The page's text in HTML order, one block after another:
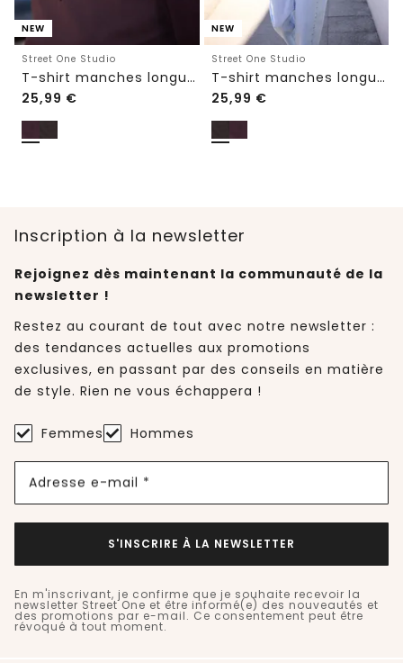
NEW
Street One Studio
T-shirt manches longues à col en V avec détails en dentelle
25,99 €
NEW
Street One Studio
T-shirt manches longues à col en V avec détails en dentelle
25,99 €
Inscription à la newsletter
Rejoignez dès maintenant la communauté de la
newsletter !
Restez au courant de tout avec notre newsletter :
des tendances actuelles aux promotions
exclusives, en passant par des conseils en matière
de style. Rien ne vous échappera !
Femmes Hommes
Adresse e-mail *
S'INSCRIRE À LA NEWSLETTER
En m'inscrivant, je confirme que je souhaite recevoir la
newsletter Street One et être informé(e) des nouveautés et
des promotions par e-mail. Ce consentement peut être
révoqué à tout moment.